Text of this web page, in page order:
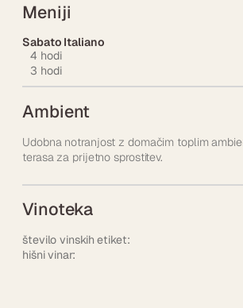
Meniji
Sabato Italiano
4 hodi
3 hodi
Ambient
Udobna notranjost z domačim toplim
terasa za prijetno sprostitev.
Vinoteka
število vinskih etiket:
hišni vinar: